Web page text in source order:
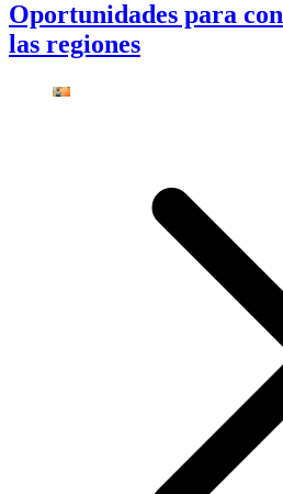
Oportunidades para
las regiones